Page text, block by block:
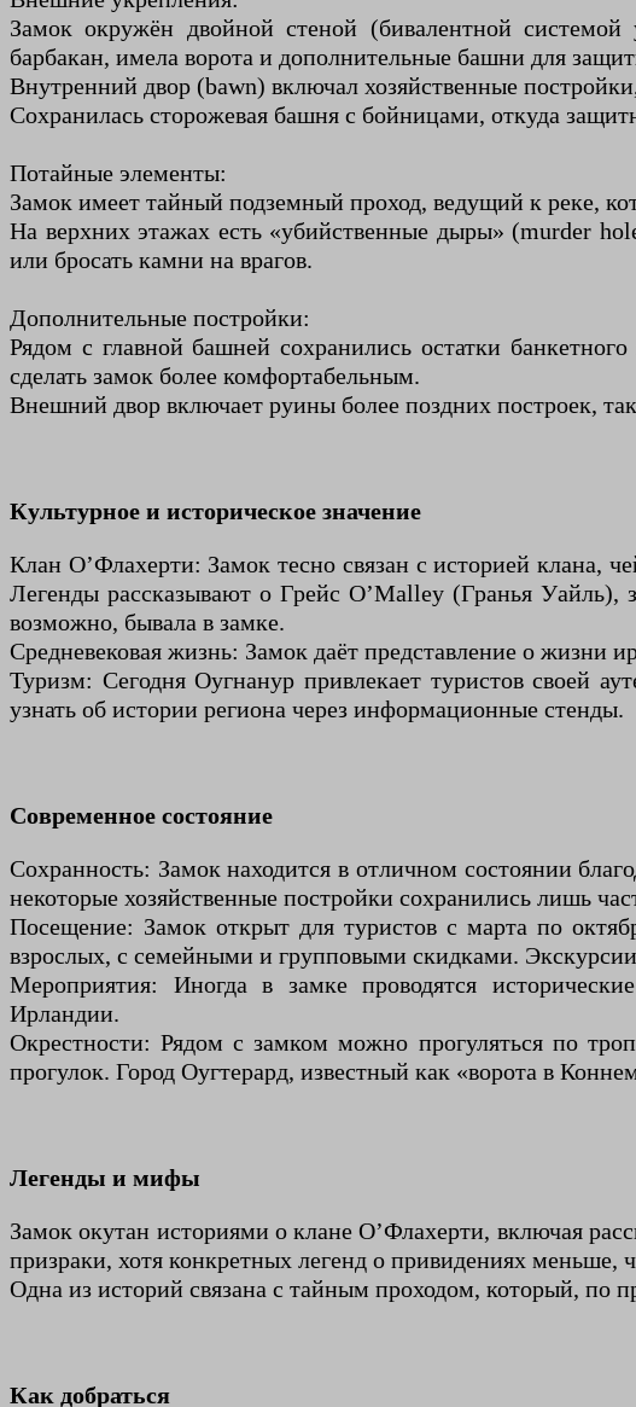
Замок окружён двойной стеной (бивалентной
барбакан, имела ворота и дополнительные башни для
Внутренний двор (bawn) включал хозяйственные
Сохранилась сторожевая башня с бойницами, откуда
Потайные элементы:
Замок имеет тайный подземный проход, ведущий к реке,
На верхних этажах есть «убийственные дыры» (murder
или бросать камни на врагов.
Дополнительные постройки:
Рядом с главной башней сохранились остатки
сделать замок более комфортабельным.
Внешний двор включает руины более поздних построек,
Культурное и историческое значение
Клан О’Флахерти: Замок тесно связан с историей клана,
Легенды рассказывают о Грейс О’Мalley (Гранья Уайль),
возможно, бывала в замке.
Средневековая жизнь: Замок даёт представление о жизни
Туризм: Сегодня Оугнанур привлекает туристов своей
узнать об истории региона через информационные стенды.
Современное состояние
Сохранность: Замок находится в отличном состоянии
некоторые хозяйственные постройки сохранились лишь
Посещение: Замок открыт для туристов с марта по
взрослых, с семейными и групповыми скидками.
Мероприятия: Иногда в замке проводятся
Ирландии.
Окрестности: Рядом с замком можно прогуляться по
прогулок. Город Оугтерард, известный как «ворота в
Легенды и мифы
Замок окутан историями о клане О’Флахерти, включая
призраки, хотя конкретных легенд о привидениях
Одна из историй связана с тайным проходом, который, по
Как добраться